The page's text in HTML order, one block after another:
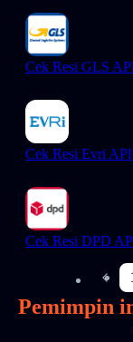
Cek Resi GLS
Cek Resi Evri API
Cek Resi DPD
Pemimpin